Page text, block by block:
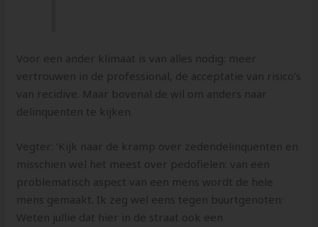
Voor een ander klimaat is van alles nodig: meer
vertrouwen in de professional, de acceptatie van risico’s
van recidive. Maar bovenal de wil om anders naar
delinquenten te kijken.
Vegter: ‘Kijk naar de kramp over zedendelinquenten en
misschien wel het meest over pedofielen: van een
problematisch aspect van een mens wordt de hele
mens gemaakt. Ik zeg wel eens tegen buurtgenoten:
Weten jullie dat hier in de straat ook een